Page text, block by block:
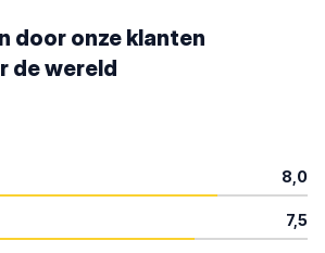
door onze klanten
de wereld
8,0
7,5